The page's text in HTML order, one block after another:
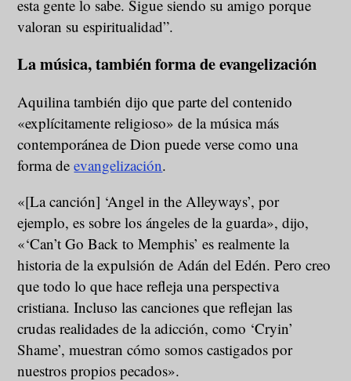
esta gente lo sabe. Sigue siendo su amigo porque
valoran su espiritualidad”.
La música, también forma de evangelización
Aquilina también dijo que parte del contenido
«explícitamente religioso» de la música más
contemporánea de Dion puede verse como una
forma deevangelización.
«[La canción] ‘Angel in the Alleyways’, por
ejemplo, es sobre los ángeles de la guarda», dijo,
«‘Can’t Go Back to Memphis’ es realmente la
historia de la expulsión de Adán del Edén. Pero creo
que todo lo que hace refleja una perspectiva
cristiana. Incluso las canciones que reflejan las
crudas realidades de la adicción, como ‘Cryin’
Shame’, muestran cómo somos castigados por
nuestros propios pecados».